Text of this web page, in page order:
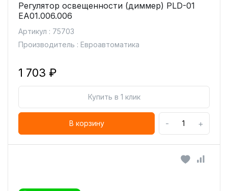
Регулятор освещенности (диммер) PLD-01
ЕА01.006.006
Артикул : 75703
Производитель : Евроавтоматика
1 703 ₽
Купить в 1 клик
В корзину - +